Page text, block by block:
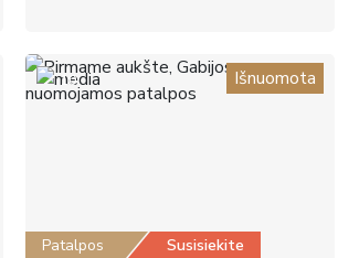
10 Išnuomota
Patalpos Susisiekite